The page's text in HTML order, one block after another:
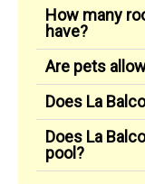
How many
have?
Are pets
Does La
Does La
pool?